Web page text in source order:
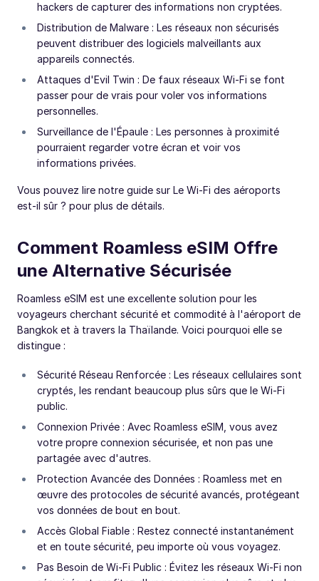
hackers de capturer des informations non cryptées.
Distribution de Malware : Les réseaux non sécurisés
peuvent distribuer des logiciels malveillants aux
appareils connectés.
Attaques d'Evil Twin : De faux réseaux Wi-Fi se font
passer pour de vrais pour voler vos informations
personnelles.
Surveillance de l'Épaule : Les personnes à proximité
pourraient regarder votre écran et voir vos
informations privées.
Vous pouvez lire notre guide sur Le Wi-Fi des aéroports
est-il sûr ? pour plus de détails.
Comment Roamless eSIM Offre
une Alternative Sécurisée
Roamless eSIM est une excellente solution pour les
voyageurs cherchant sécurité et commodité à l'aéroport de
Bangkok et à travers la Thaïlande. Voici pourquoi elle se
distingue :
Sécurité Réseau Renforcée : Les réseaux cellulaires sont
cryptés, les rendant beaucoup plus sûrs que le Wi-Fi
public.
Connexion Privée : Avec Roamless eSIM, vous avez
votre propre connexion sécurisée, et non pas une
partagée avec d'autres.
Protection Avancée des Données : Roamless met en
œuvre des protocoles de sécurité avancés, protégeant
vos données de bout en bout.
Accès Global Fiable : Restez connecté instantanément
et en toute sécurité, peu importe où vous voyagez.
Pas Besoin de Wi-Fi Public : Évitez les réseaux Wi-Fi non